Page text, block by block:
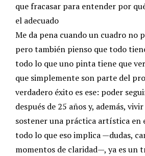
que fracasar para entender por
el adecuado
Me da pena cuando un cuadro no
pero también pienso que todo
todo lo que uno pinta tiene que
que simplemente son parte del
verdadero éxito es ese: poder
después de 25 años y, además,
sostener una práctica artística en
todo lo que eso implica —dudas,
momentos de claridad—, ya es un